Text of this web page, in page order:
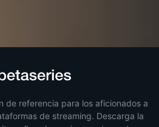
de referencia para los aficionados a
de streaming. Descarga la